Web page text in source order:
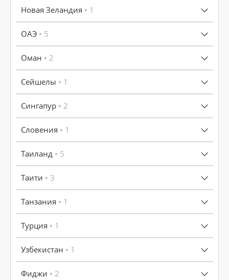
Новая Зеландия • 1
ОАЭ • 5
Оман • 2
Сейшелы • 1
Сингапур • 2
Словения • 1
Таиланд • 5
Таити • 3
Танзания • 1
Турция • 1
Узбекистан • 1
Фиджи • 2